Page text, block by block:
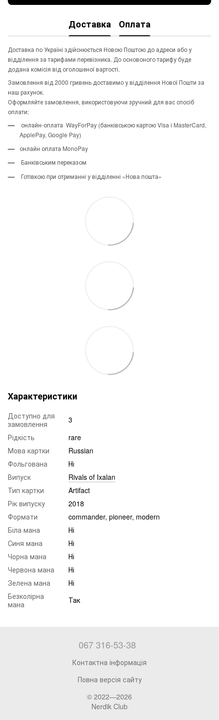
Доставка Оплата
Доставка по Україні здійснюється Новою Поштою до адреси або у
відділення за тарифами перевізника. До основоного тарифу буде
додана комісія від оголошеної вартості.
Замовлення від 2000 гривень доставимо у відділення Нової Пошти за
наш рахунок.
Оформляйте замовлення, використовуючи зручний для вас спосіб
оплати:
онлайн-оплата WayForPay (банківською картою Visa і MasterCard,
ApplePay, Google Pay)
онлайн оплата MonoPay
Банківським переказом
Готівкою при отриманні у відділенні «Нова пошта»
Характеристики
Доступно для
замовлення
3
Рідкість
rare
Мова картки
Russian
Фольгована
Ні
Випуск
Rivals of Ixalan
Тип картки
Artifact
Рік випуску
2018
Формати
commander, pioneer, modern
Біла мана
Ні
Синя мана
Ні
Чорна мана
Ні
Червона мана
Ні
Зелена мана
Ні
Безколірна
мана
Так
067 316-53-38
Контактна інформація
Повна версія сайту
© 2022—2026
Nerdik Club